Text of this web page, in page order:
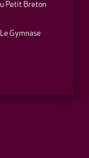
Petit Breton
Gymnase